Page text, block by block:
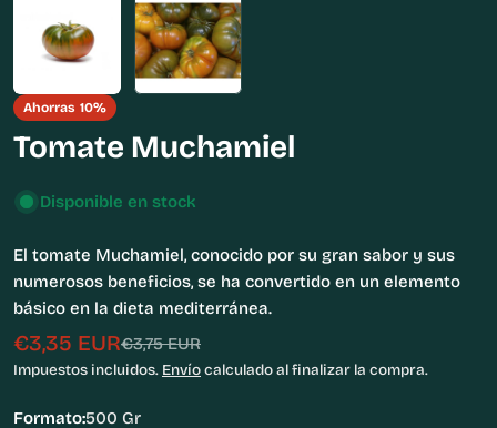
Ahorras 10%
Tomate Muchamiel
Disponible en stock
El tomate Muchamiel, conocido por su gran sabor y sus
numerosos beneficios, se ha convertido en un elemento
básico en la dieta mediterránea.
Precio
de
€3,35 EUR
Precio
habitual
€3,75 EUR
Impuestos incluidos. Envíocalculado al finalizar la compra.
Formato:500 Gr